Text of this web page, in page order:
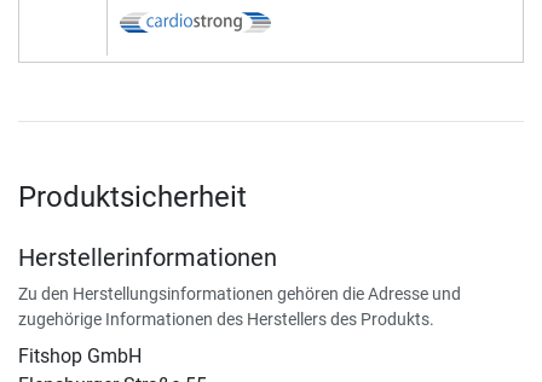
Produktsicherheit
Herstellerinformationen
Zu den Herstellungsinformationen gehören die Adresse und
zugehörige Informationen des Herstellers des Produkts.
Fitshop GmbH